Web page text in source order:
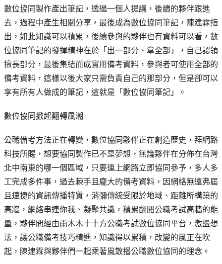
數位協同製作產出筆記，透過一個人提議，後續的夥伴跟進
去，過程中產生相關分享，最後成為數位協同筆記，陳建霖指
出，如此知識可以積累，後續參與的夥伴也有資料可以看，數
位協同筆記的發揮精神在於「出一部分、拿全部」，自己認領
擅長部分，最後集結而成實用備考資料，參與者可使用全部的
備考資料，這樣以後大家只需負責自己的那部分，但是卻可以
享有所有人做成的筆記，這就是「數位協同筆記」。
數位協同掀起翻轉風潮
公職備考方法正在轉變，數位協同夥伴正在創造歷史，拜網路
科技所賜，想要協同製作已不是夢想，無論夥伴在分佈在台灣
北中南東的哪一個區域，只要連上網路立即協同參予，多人多
工完成多件事，過去棘手且龐大的備考資料，因網絡無遠弗屆
且速捷的資訊傳播特質，消彌傳統受限於地域、距離所構築的
高牆，網絡串連你我、凝聚共識，積累翻閱公職考試高牆的能
量，夥伴間經由雨木木十十方公職考試數位協同平台，激盪想
法，讓公職備考技巧精進，知識得以累積，改變的風正在吹
起，陳建霖與夥伴們一起乘著風散播公職數位協同的理念。